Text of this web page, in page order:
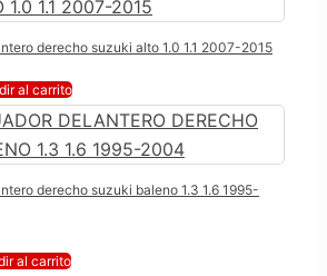
derecho suzuki alto 1.0 1.1 2007-2015
al carrito
derecho suzuki baleno 1.3 1.6 1995-
al carrito